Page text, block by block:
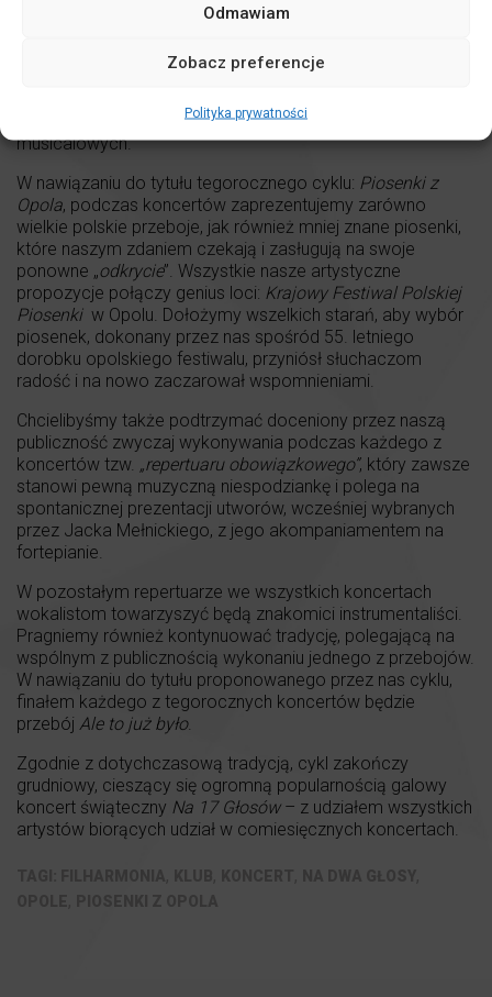
Odmawiam
Zobacz preferencje
Polityka prywatności
Na projekt złoży się osiem koncertów w wykonaniu ośmiu
1991 r. przez Jacka MełnickiegoOpolskiego Studia
Opole Gospel Choir
występujących na krajowych scenach teatralnych i
musicalowych.
W nawiązaniu do tytułu tegorocznego cyklu: Piosenki z
Opola, podczas koncertów zaprezentujemy zarówno
wielkie polskie przeboje, jak również mniej znane piosenki,
które naszym zdaniem czekają i zasługują na swoje
ponowne „odkrycie”. Wszystkie nasze artystyczne
propozycje połączy genius loci: Krajowy Festiwal Polskiej
Piosenkiw Opolu. Dołożymy wszelkich starań, aby wybór
piosenek, dokonany przez nas spośród 55. letniego
dorobku opolskiego festiwalu, przyniósł słuchaczom
radość i na nowo zaczarował wspomnieniami.
Chcielibyśmy także podtrzymać doceniony przez naszą
publiczność zwyczaj wykonywania podczas każdego z
koncertów tzw. „repertuaru obowiązkowego”, który zawsze
stanowi pewną muzyczną niespodziankę i polega na
spontanicznej prezentacji utworów, wcześniej wybranych
przez Jacka Mełnickiego, z jego akompaniamentem na
fortepianie.
W pozostałym repertuarze we wszystkich koncertach
wokalistom towarzyszyć będą znakomici instrumentaliści.
Pragniemy również kontynuować tradycję, polegającą na
wspólnym z publicznością wykonaniu jednego z przebojów.
W nawiązaniu do tytułu proponowanego przez nas cyklu,
finałem każdego z tegorocznych koncertów będzie
przebój Ale to już było.
Zgodnie z dotychczasową tradycją, cykl zakończy
grudniowy, cieszący się ogromną popularnością galowy
koncert świąteczny Na 17 Głosów– z udziałem wszystkich
artystów biorących udział w comiesięcznych koncertach.